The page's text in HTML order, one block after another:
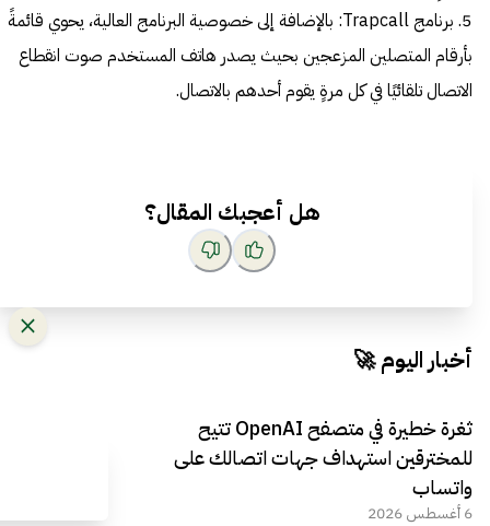
5. برنامج Trapcall: بالإضافة إلى خصوصية البرنامج العالية، يحوي قائمةً
بأرقام المتصلين المزعجين بحيث يصدر هاتف المستخدم صوت انقطاع
الاتصال تلقائيًا في كل مرةٍ يقوم أحدهم بالاتصال.
هل أعجبك المقال؟
أخبار اليوم 🚀
ثغرة خطيرة في متصفح OpenAI تتيح
للمخترقين استهداف جهات اتصالك على
واتساب
6 أغسطس 2026